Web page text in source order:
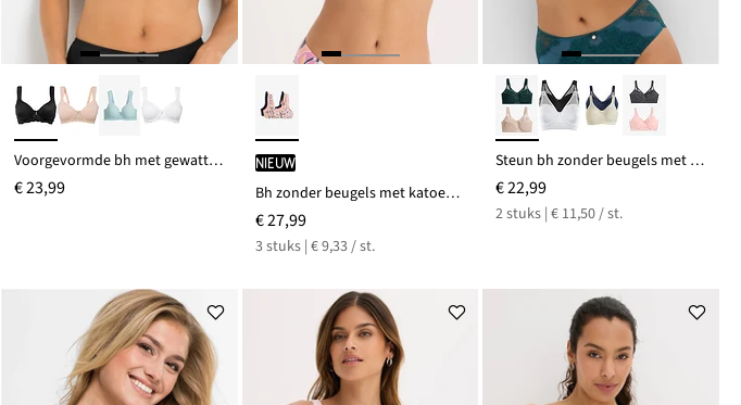
Voorgevormde bh met gewatteerde schouderbandjes
€ 23,99
Nieuw
Bh zonder beugels met katoen (set van 3)
€ 27,99
3 stuks | € 9,33 / st.
Steun bh zonder beugels met gewatteerde bandjes (set van 2)
€ 22,99
2 stuks | € 11,50 / st.